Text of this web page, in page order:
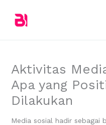
content
Aktivitas
Apa yang
Dilakukan
Media sosial hadir sebagai